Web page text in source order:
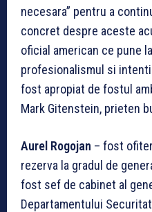
necesara” pentru a
concret despre aceste
oficial american ce pune
profesionalismul si
fost apropiat de fostul
Mark Gitenstein, prieten
Aurel Rogojan – fost
rezerva la gradul de
fost sef de cabinet al
Departamentului